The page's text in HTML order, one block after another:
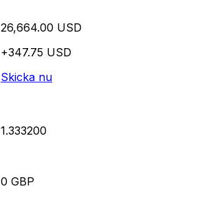
26,664.00 USD
+347.75 USD
Skicka nu
1.333200
0 GBP